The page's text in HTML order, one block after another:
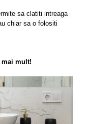
sa clatiti intreaga
chiar sa o folositi
mult!